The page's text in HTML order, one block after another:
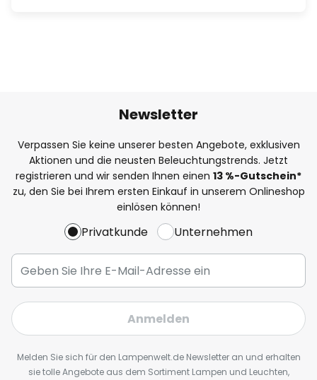
Newsletter
Verpassen Sie keine unserer besten Angebote, exklusiven
Aktionen und die neusten Beleuchtungstrends. Jetzt
registrieren und wir senden Ihnen einen 13 %-Gutschein*
zu, den Sie bei Ihrem ersten Einkauf in unserem Onlineshop
einlösen können!
Privatkunde Unternehmen
Anmelden
Melden Sie sich für den Lampenwelt.de Newsletter an und erhalten
sie tolle Angebote aus dem Sortiment Lampen und Leuchten,